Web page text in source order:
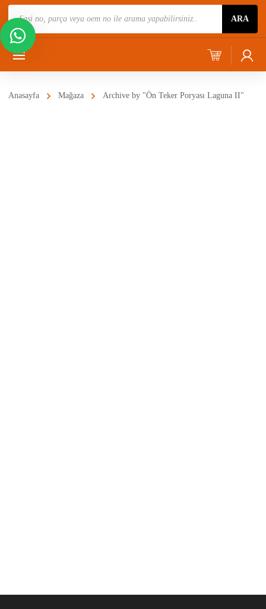
Ara
ARA
Anasayfa Mağaza Archive by "Ön Teker Poryası Laguna II"